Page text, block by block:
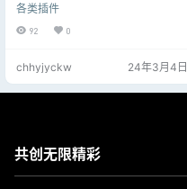
模糊效果和 2D 后处理的灵活性，L
enscare是一个不错的选择。它可以
是尽可能与真实的东西匹配。 Lens
care它包括两个独立的插件：out of
focus 用来模仿镜头模糊；depth of
各类插件
92 0
chhyjyckw 24年3月4日
共创无限精彩